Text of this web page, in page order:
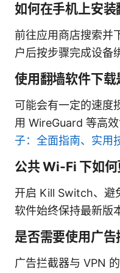
如何在手机上安装
前往应用商店搜索并
户后按步骤完成设备
使用翻墙软件下载
可能会有一定的速度
用 WireGuard 等高
子：全面指南、实用
公共 Wi-Fi 下如何
开启 Kill Switch、避
软件始终保持最新版
是否需要使用广告
广告拦截器与 VPN